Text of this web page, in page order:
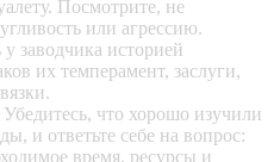
Посмотрите, не
или агрессию.
заводчика историей
их темперамент, заслуги,
Убедитесь, что хорошо изучили
и ответьте себе на вопрос:
время, ресурсы и